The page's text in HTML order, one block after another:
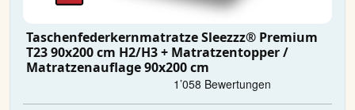
Taschenfederkernmatratze Sleezzz® Premium
T23 90x200 cm H2/H3 + Matratzentopper /
Matratzenauflage 90x200 cm